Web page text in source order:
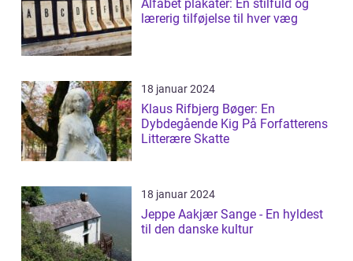
Alfabet plakater: En stilfuld og
lærerig tilføjelse til hver væg
18 januar 2024
Klaus Rifbjerg Bøger: En
Dybdegående Kig På Forfatterens
Litterære Skatte
18 januar 2024
Jeppe Aakjær Sange - En hyldest
til den danske kultur